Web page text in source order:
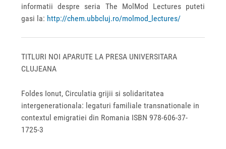
informatii despre seria The MolMod Lectures puteti
gasi la: http://chem.ubbcluj.ro/molmod_lectures/
TITLURI NOI APARUTE LA PRESA UNIVERSITARA
CLUJEANA
Foldes Ionut, Circulatia grijii si solidaritatea
intergenerationala: legaturi familiale transnationale in
contextul emigratiei din Romania ISBN 978-606-37-
1725-3